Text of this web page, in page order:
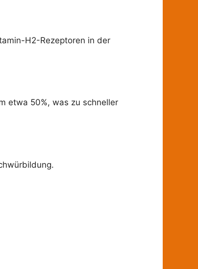
H2-Rezeptoren in der
etwa 50%, was zu schneller